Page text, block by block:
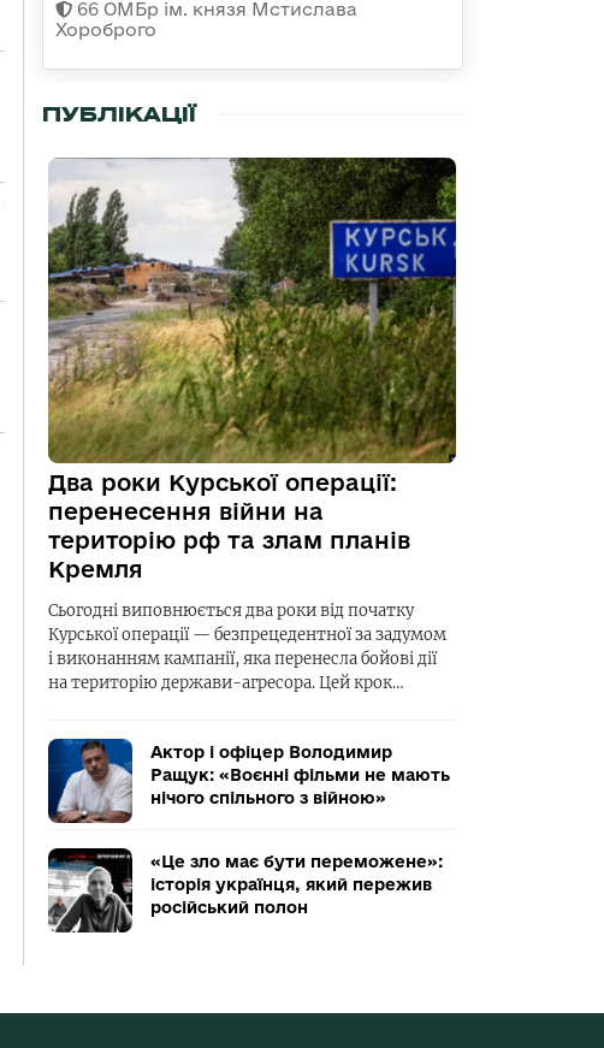
66 ОМБр ім. князя Мстислава
Хороброго
ПУБЛІКАЦІЇ
Два роки Курської операції:
перенесення війни на
територію рф та злам планів
Кремля
Сьогодні виповнюється два роки від початку
Курської операції — безпрецедентної за задумом
і виконанням кампанії, яка перенесла бойові дії
на територію держави-агресора. Цей крок…
Актор і офіцер Володимир
Ращук: «Воєнні фільми не мають
нічого спільного з війною»
«Це зло має бути переможене»:
історія українця, який пережив
російський полон